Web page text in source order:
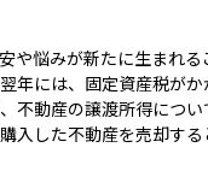
や悩みが新たに生まれる
年には、固定資産税がか
不動産の譲渡所得につい
入した不動産を売却する